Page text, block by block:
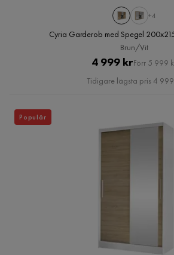
+4
Cyria Garderob med Spegel
Brun/Vit
Pris
4 999 krOriginal
Pris
Förr 5 999
Tidigare lägsta pris 4
Populär